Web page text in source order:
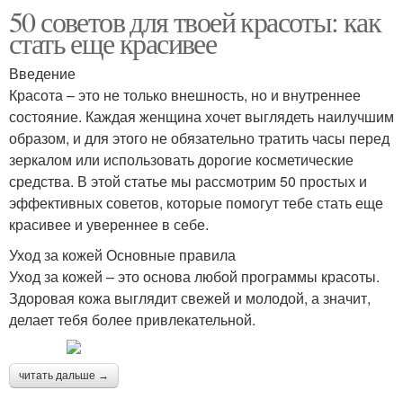
50 советов для твоей красоты: как
стать еще красивее
Введение
Красота – это не только внешность, но и внутреннее
состояние. Каждая женщина хочет выглядеть наилучшим
образом, и для этого не обязательно тратить часы перед
зеркалом или использовать дорогие косметические
средства. В этой статье мы рассмотрим 50 простых и
эффективных советов, которые помогут тебе стать еще
красивее и увереннее в себе.
Уход за кожей Основные правила
Уход за кожей – это основа любой программы красоты.
Здоровая кожа выглядит свежей и молодой, а значит,
делает тебя более привлекательной.
читать дальше →